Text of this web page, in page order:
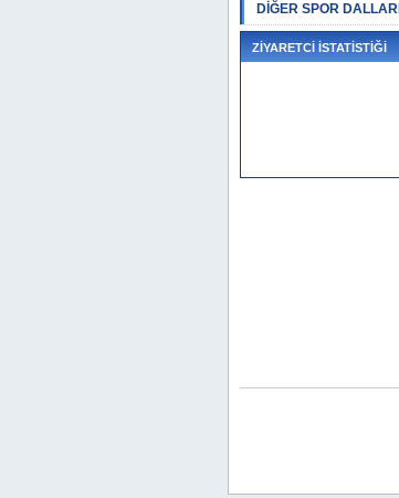
DİĞER SPOR DALLARI
ZİYARETCİ İSTATİSTİĞİ